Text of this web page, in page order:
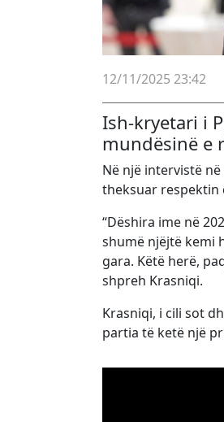
12/11/2025 23:42
Ish-kryetari i
mundësinë e
Në një intervistë
theksuar respektin
“Dëshira ime në
shumë njëjtë kemi
gara. Këtë herë,
shpreh Krasniqi.
Krasniqi, i cili sot
partia të ketë një